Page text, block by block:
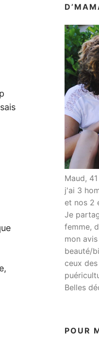
Maud,
j'ai 3
et nos 2
Je
femme,
mon
beauté/
ceux
Belles
POUR